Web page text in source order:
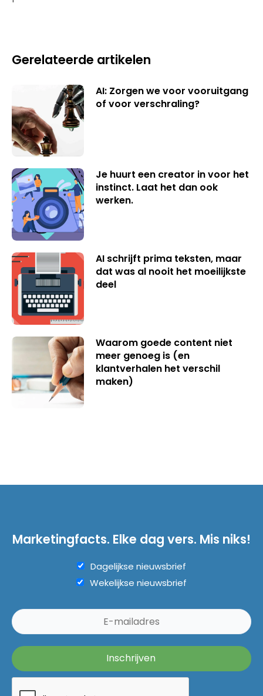
Gerelateerde artikelen
AI: Zorgen we voor vooruitgang
of voor verschraling?
Je huurt een creator in voor het
instinct. Laat het dan ook
werken.
AI schrijft prima teksten, maar
dat was al nooit het moeilijkste
deel
Waarom goede content niet
meer genoeg is (en
klantverhalen het verschil
maken)
Marketingfacts. Elke dag vers. Mis niks!
Dagelijkse nieuwsbrief
Wekelijkse nieuwsbrief